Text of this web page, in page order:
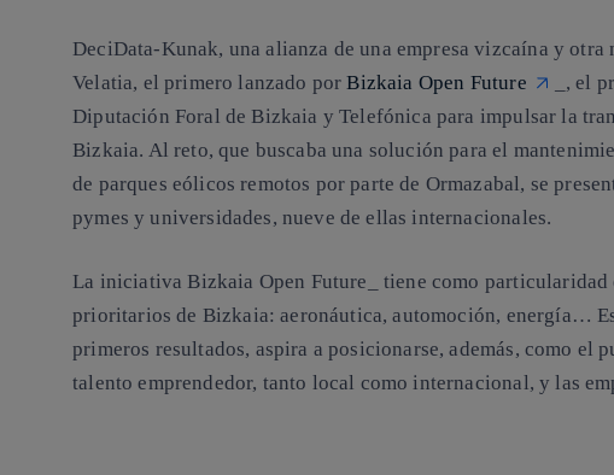
DeciData-Kunak, una alianza de una empresa vizcaína y otra
Velatia, el primero lanzado porBizkaia Open Future
_, el
Diputación Foral de Bizkaia y Telefónica para impulsar la
Bizkaia. Al reto, que buscaba una solución para el
de parques eólicos remotos por parte de Ormazabal, se
pymes y universidades, nueve de ellas internacionales.
La iniciativa Bizkaia Open Future_ tiene como particularidad
prioritarios de Bizkaia: aeronáutica, automoción, energía…
primeros resultados, aspira a posicionarse, además, como el
talento emprendedor, tanto local como internacional, y las